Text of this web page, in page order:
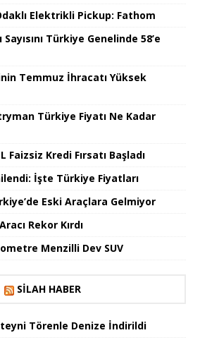
Elektrikli Pickup: Fathom
Türkiye Genelinde 58’e
Temmuz İhracatı Yüksek
Türkiye Fiyatı Ne Kadar
Kredi Fırsatı Başladı
İşte Türkiye Fiyatları
Eski Araçlara Gelmiyor
Rekor Kırdı
Menzilli Dev SUV
SILAH HABER
Törenle Denize İndirildi